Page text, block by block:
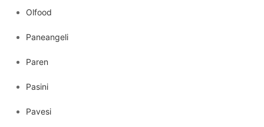
Olfood
Paneangeli
Paren
Pasini
Pavesi